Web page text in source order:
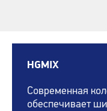
HGMIX
Современная
обеспечивает